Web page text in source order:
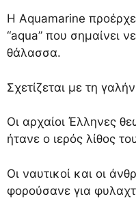
Η Aquamarine
“aqua” που σημαίνει
θάλασσα.
Σχετίζεται με τη
Οι αρχαίοι Έλληνες
ήτανε ο ιερός λίθος
Οι ναυτικοί και οι
φορούσανε για